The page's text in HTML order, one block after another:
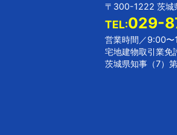
〒300-1222 茨城
TEL:029-
営業時間／9:00〜
宅地建物取引業免
茨城県知事（7）